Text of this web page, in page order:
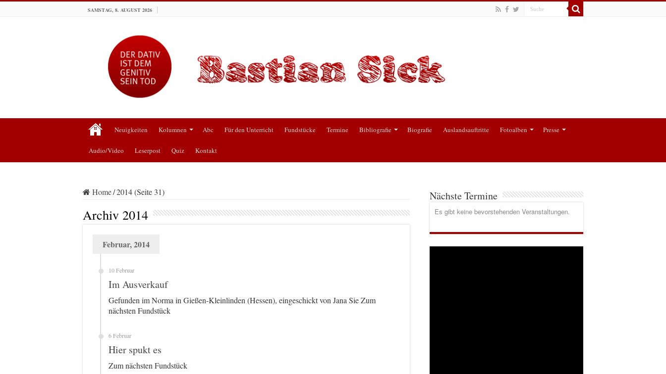
SAMSTAG, 8. AUGUST 2026
Neuigkeiten Kolumnen Abc Für den Unterricht Fundstücke Termine Bibliografie Biografie Auslandsauftritte Fotoalben Presse
Audio/Video Leserpost Quiz Kontakt
Home/2014 (Seite 31)
Archiv 2014
Februar, 2014
10 Februar
Im Ausverkauf
Gefunden im Norma in Gießen-Kleinlinden (Hessen), eingeschickt von Jana Sie Zum
nächsten Fundstück
6 Februar
Hier spukt es
Zum nächsten Fundstück
Nächste Termine
Es gibt keine bevorstehenden Veranstaltungen.